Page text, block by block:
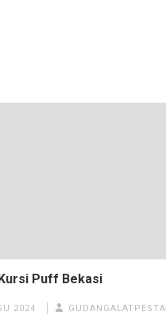
Puff Bekasi
2024 GUDANGALATPESTA